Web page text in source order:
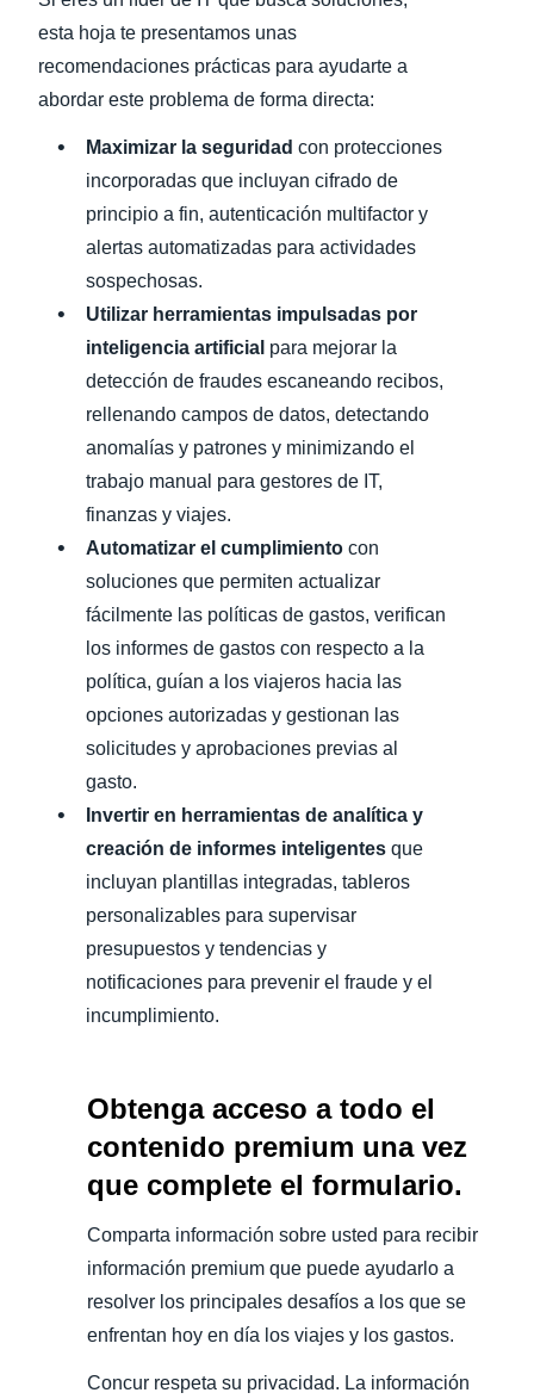
esta hoja te presentamos unas
recomendaciones prácticas para ayudarte a
abordar este problema de forma directa:
Maximizar la seguridad con protecciones
incorporadas que incluyan cifrado de
principio a fin, autenticación multifactor y
alertas automatizadas para actividades
sospechosas.
Utilizar herramientas impulsadas por
inteligencia artificial para mejorar la
detección de fraudes escaneando recibos,
rellenando campos de datos, detectando
anomalías y patrones y minimizando el
trabajo manual para gestores de IT,
finanzas y viajes.
Automatizar el cumplimiento con
soluciones que permiten actualizar
fácilmente las políticas de gastos, verifican
los informes de gastos con respecto a la
política, guían a los viajeros hacia las
opciones autorizadas y gestionan las
solicitudes y aprobaciones previas al
gasto.
Invertir en herramientas de analítica y
creación de informes inteligentes que
incluyan plantillas integradas, tableros
personalizables para supervisar
presupuestos y tendencias y
notificaciones para prevenir el fraude y el
incumplimiento.
Obtenga acceso a todo el
contenido premium una vez
que complete el formulario.
Comparta información sobre usted para recibir
información premium que puede ayudarlo a
resolver los principales desafíos a los que se
enfrentan hoy en día los viajes y los gastos.
Concur respeta su privacidad. La información